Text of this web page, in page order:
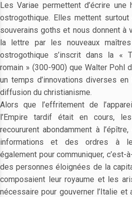
Les Variae permettent d’écrire
ostrogothique. Elles mettent
souverains goths et nous donnent à
la lettre par les nouveaux maîtres
ostrogothique s’inscrit dans la «
romain » (300-900) que Walter Pohl
un temps d’innovations diverses
diffusion du christianisme.
Alors que l’effritement de
l’Empire tardif était en cours,
recoururent abondamment à
informations et des ordres à
également pour communiquer,
des personnes éloignées de la
composaient leur royaume et les
nécessaire pour gouverner l’Italie et